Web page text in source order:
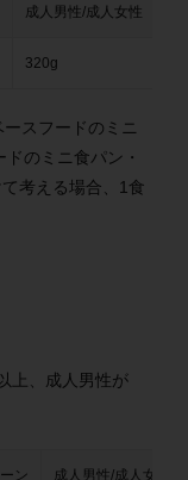
成人男性/成人女性
320g
ースフードのミニ
のミニ食パン・
考える場合、1食
上、成人男性が
ン 成人男性/成人女性